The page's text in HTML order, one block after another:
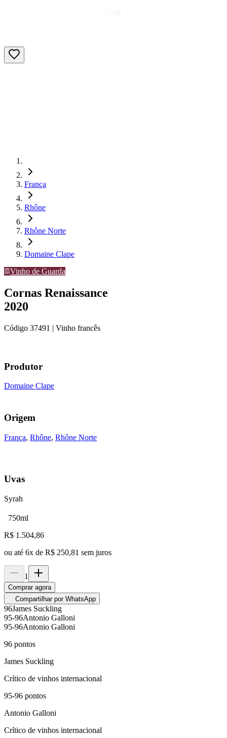
França
Rhône
Rhône Norte
Domaine Clape
Vinho de Guarda
Cornas Renaissance
2020
Código 37491 | Vinho francês
Produtor
Domaine Clape
Origem
França, Rhône, Rhône Norte
Uvas
Syrah
750ml
R$ 1.504,86
ou até 6x de R$ 250,81 sem juros
1
Comprar agora
Compartilhar por WhatsApp
96James Suckling
95-96Antonio Galloni
95-96Antonio Galloni
96 pontos
James Suckling
Crítico de vinhos internacional
95-96 pontos
Antonio Galloni
Crítico de vinhos internacional